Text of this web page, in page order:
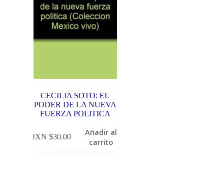
CECILIA SOTO: EL
PODER DE LA NUEVA
FUERZA POLITICA
MXN $30.00
Añadir al
carrito